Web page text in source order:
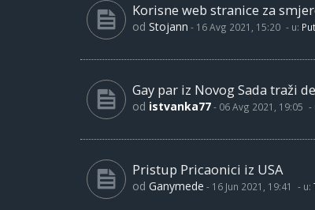
Korisne web stranice za
od Stojann - 16 Avg 2021, 15:20 - u:
Gay par iz Novog Sada traži
od istvanka77- 06 Avg 2021, 19:05 -
Pristup Pricaonici iz USA
od Ganymede - 16 Jun 2021, 19:41 - u: